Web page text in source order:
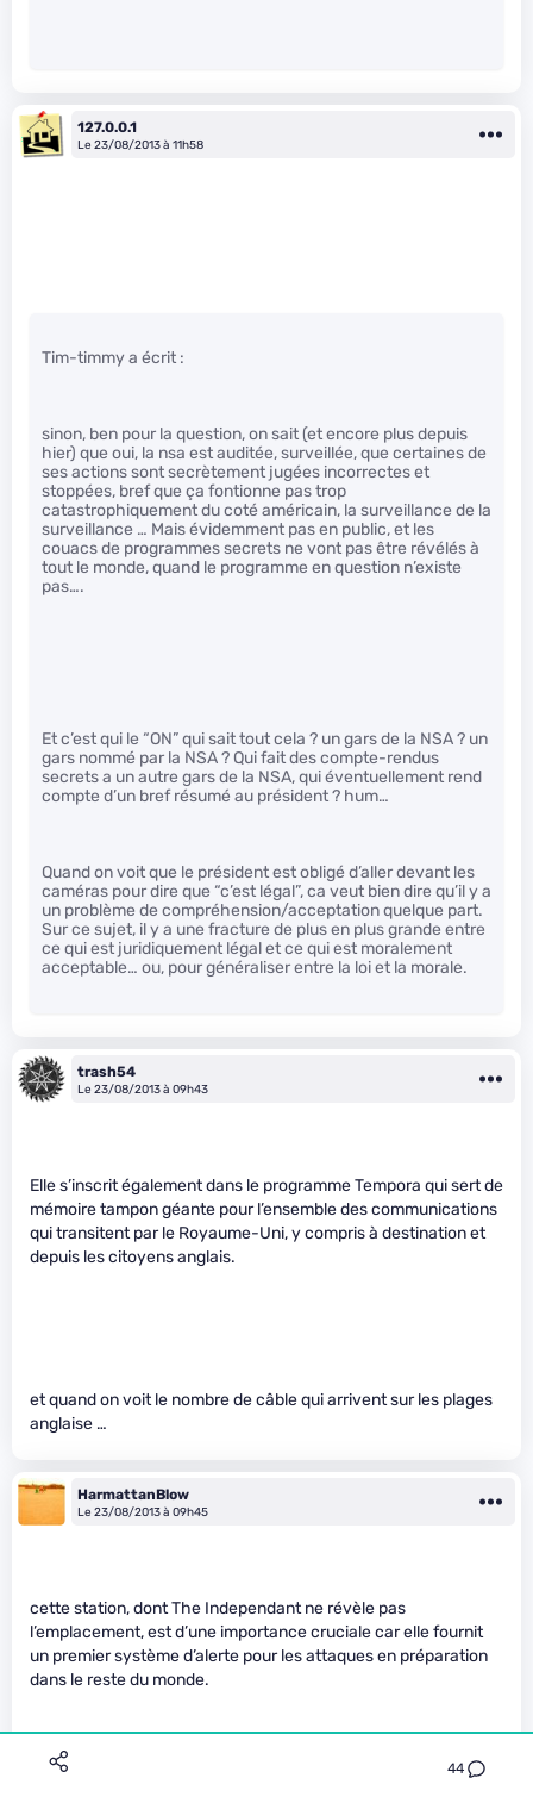
44
127.0.0.1
Le 23/08/2013 à 11h58
Tim-timmy a écrit :
sinon, ben pour la question, on sait (et encore plus depuis
hier) que oui, la nsa est auditée, surveillée, que certaines de
ses actions sont secrètement jugées incorrectes et
stoppées, bref que ça fontionne pas trop
catastrophiquement du coté américain, la surveillance de la
surveillance … Mais évidemment pas en public, et les
couacs de programmes secrets ne vont pas être révélés à
tout le monde, quand le programme en question n’existe
pas….
Et c’est qui le “ON” qui sait tout cela ? un gars de la NSA ? un
gars nommé par la NSA ? Qui fait des compte-rendus
secrets a un autre gars de la NSA, qui éventuellement rend
compte d’un bref résumé au président ? hum…
Quand on voit que le président est obligé d’aller devant les
caméras pour dire que “c’est légal”, ca veut bien dire qu’il y a
un problème de compréhension/acceptation quelque part.
Sur ce sujet, il y a une fracture de plus en plus grande entre
ce qui est juridiquement légal et ce qui est moralement
acceptable… ou, pour généraliser entre la loi et la morale.
trash54
Le 23/08/2013 à 09h43
Elle s’inscrit également dans le programme Tempora qui sert de
mémoire tampon géante pour l’ensemble des communications
qui transitent par le Royaume-Uni, y compris à destination et
depuis les citoyens anglais.
et quand on voit le nombre de câble qui arrivent sur les plages
anglaise …
HarmattanBlow
Le 23/08/2013 à 09h45
cette station, dont The Independant ne révèle pas
l’emplacement, est d’une importance cruciale car elle fournit
un premier système d’alerte pour les attaques en préparation
dans le reste du monde.
J’en doute. je ne vois pas comment en écoutant un milliard